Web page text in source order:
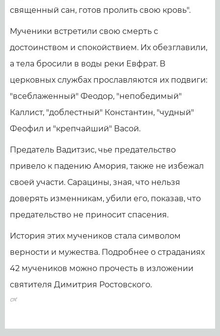
священный сан, готов пролить свою кровь".
Мученики встретили свою смерть с
достоинством и спокойствием. Их обезглавили,
а тела бросили в воды реки Евфрат. В
церковных службах прославляются их подвиги:
"всеблаженный" Феодор, "непобедимый"
Каллист, "доблестный" Константин, "чудный"
Феофил и "крепчайший" Васой.
Предатель Вадитзис, чье предательство
привело к падению Амория, также не избежал
своей участи. Сарацины, зная, что нельзя
доверять изменникам, убили его, показав, что
предательство не приносит спасения.
История этих мучеников стала символом
верности и мужества. Подробнее о страданиях
42 мучеников можно прочесть в изложении
святителя Димитрия Ростовского.